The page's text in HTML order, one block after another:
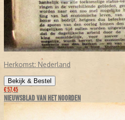
Herkomst: Nederland
Bekijk & Bestel
€ 57,45
NIEUWSBLAD VAN HET NOORDEN